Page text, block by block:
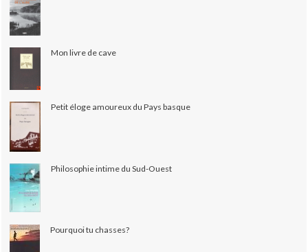
Mon livre de cave
Petit éloge amoureux du Pays basque
Philosophie intime du Sud-Ouest
Pourquoi tu chasses?